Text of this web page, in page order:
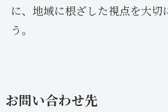
に、地域に根ざした視点を大切
う。
お問い合わせ先